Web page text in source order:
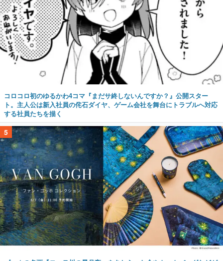
コロコロ初のゆるかわ4コマ『まだサ終しないんですか？』公開スター
ト。主人公は新入社員の侘石ダイヤ、ゲーム会社を舞台にトラブルへ対応
する社員たちを描く
5